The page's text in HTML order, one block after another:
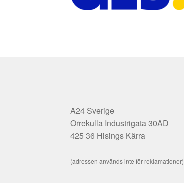
A24 Sverige
Orrekulla Industrigata 30AD
425 36 Hisings Kärra
(adressen används inte för reklamationer)